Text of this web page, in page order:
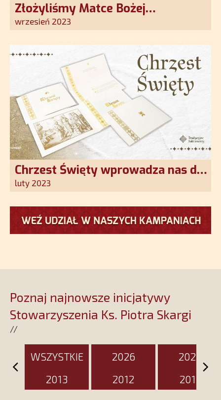
Złożyliśmy Matce Bożej
Ostrobramskiej pozłacane wotum
wrzesień 2023
Chrzest Święty wprowadza nas do
wspólnoty Kościoła. Nasz pakiet
wyjątkowy dzień
luty 2023
Poznaj najnowsze inicjatywy
Stowarzyszenia Ks. Piotra Skargi
//
WSZYSTKIE 2026
2025
2013
2012 2011